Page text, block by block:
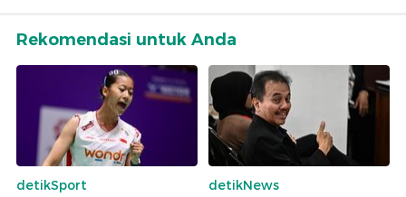
Rekomendasi untuk Anda
detikSport
detikNews